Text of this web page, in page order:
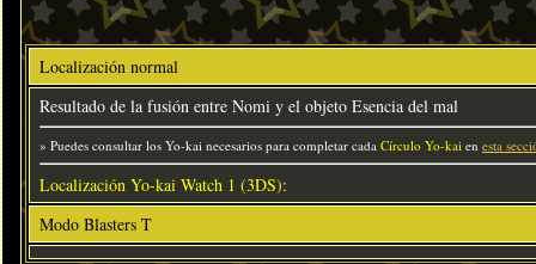
Localización normal
Resultado de la fusión entre Nomi y el objeto Esencia del mal
» Puedes consultar los Yo-kai necesarios para completar cada Círculo Yo-kai en esta
Localización Yo-kai Watch 1 (3DS):
Modo Blasters T